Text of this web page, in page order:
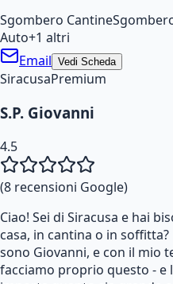
Sgombero Cantine
Auto+1 altri
Email Vedi Scheda
SiracusaPremium
S.P. Giovanni
4.5
(8 recensioni Google)
Ciao! Sei di Siracusa e hai
casa, in cantina o in
sono Giovanni, e con il mio
facciamo proprio questo - e